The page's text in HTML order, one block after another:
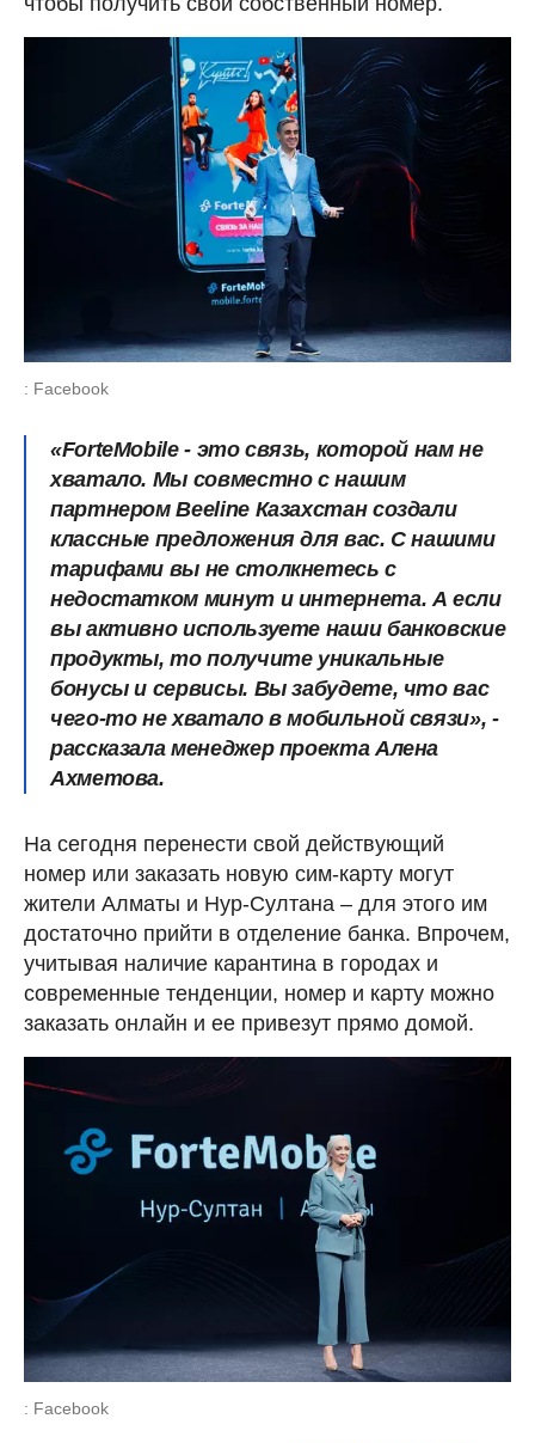
: Facebook
«ForteMobile - это связь, которой нам не
хватало. Мы совместно с нашим
партнером Beeline Казахстан создали
классные предложения для вас. С нашими
тарифами вы не столкнетесь с
недостатком минут и интернета. А если
вы активно используете наши банковские
продукты, то получите уникальные
бонусы и сервисы. Вы забудете, что вас
чего-то не хватало в мобильной связи», -
рассказала менеджер проекта Алена
Ахметова.
На сегодня перенести свой действующий
номер или заказать новую сим-карту могут
жители Алматы и Нур-Султана – для этого им
достаточно прийти в отделение банка. Впрочем,
учитывая наличие карантина в городах и
современные тенденции, номер и карту можно
заказать онлайн и ее привезут прямо домой.
: Facebook